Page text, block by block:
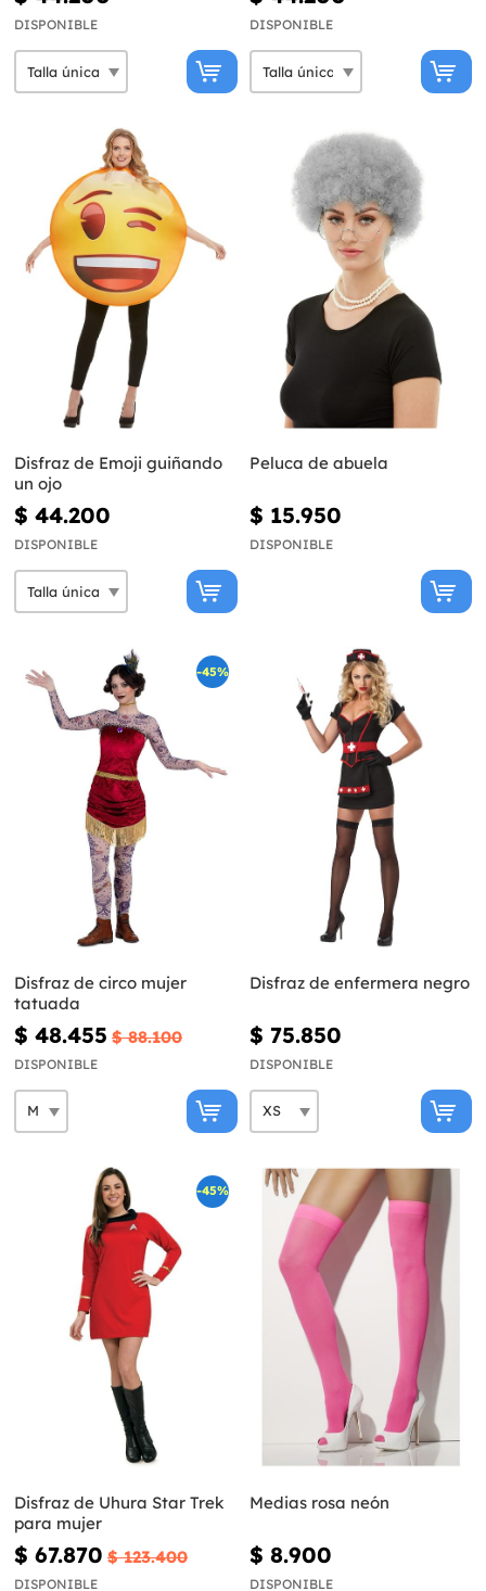
DISPONIBLE DISPONIBLE
Disfraz de Emoji guiñando
un ojo
$ 44.200
DISPONIBLE
Peluca de abuela
$ 15.950
DISPONIBLE
-45%
Disfraz de circo mujer
tatuada
$ 48.455 $ 88.100
DISPONIBLE
Disfraz de enfermera negro
$ 75.850
DISPONIBLE
-45%
Disfraz de Uhura Star Trek
para mujer
$ 67.870 $ 123.400
DISPONIBLE
Medias rosa neón
$ 8.900
DISPONIBLE